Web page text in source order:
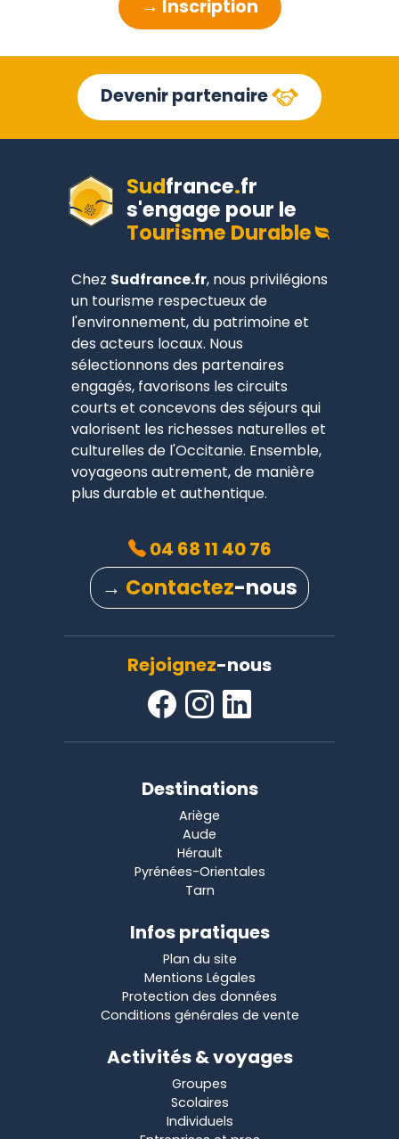
→ Inscription
Devenir partenaire
Sudfrance.fr
s'engage pour le
Tourisme Durable
Chez Sudfrance.fr, nous privilégions
un tourisme respectueux de
l'environnement, du patrimoine et
des acteurs locaux. Nous
sélectionnons des partenaires
engagés, favorisons les circuits
courts et concevons des séjours qui
valorisent les richesses naturelles et
culturelles de l'Occitanie. Ensemble,
voyageons autrement, de manière
plus durable et authentique.
Rejoignez-nous
04 68 11 40 76
→ Contactez-nous
Destinations
Ariège
Aude
Hérault
Pyrénées-Orientales
Tarn
Infos pratiques
Plan du site
Mentions Légales
Protection des données
Conditions générales de vente
Activités & voyages
Groupes
Scolaires
Individuels